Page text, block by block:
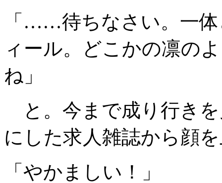
「……待ちなさい。一
ィール。どこかの凛の
ね」
と。今まで成り行き
にした求人雑誌から顔
「やかましい！」